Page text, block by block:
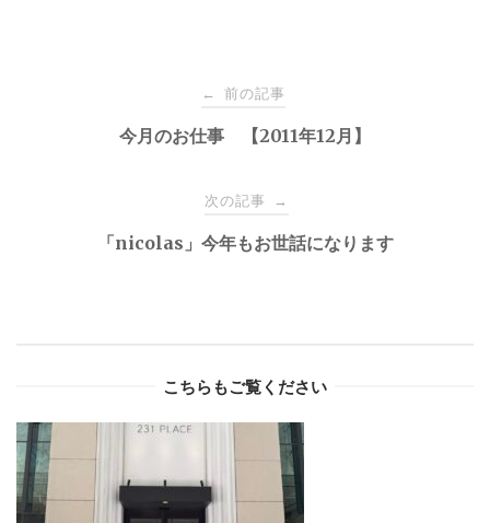
navigation
← 前の記事
今月のお仕事 【2011年12月】
次の記事 →
「nicolas」今年もお世話になります
こちらもご覧ください